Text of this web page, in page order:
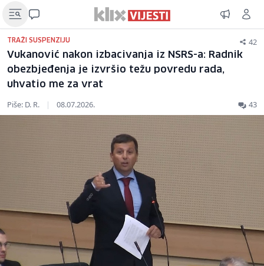
TRAŽI SUSPENZIJU 42
Vukanović nakon izbacivanja iz NSRS-a: Radnik
obezbjeđenja je izvršio težu povredu rada,
uhvatio me za vrat
Piše: D. R. | 08.07.2026. 43